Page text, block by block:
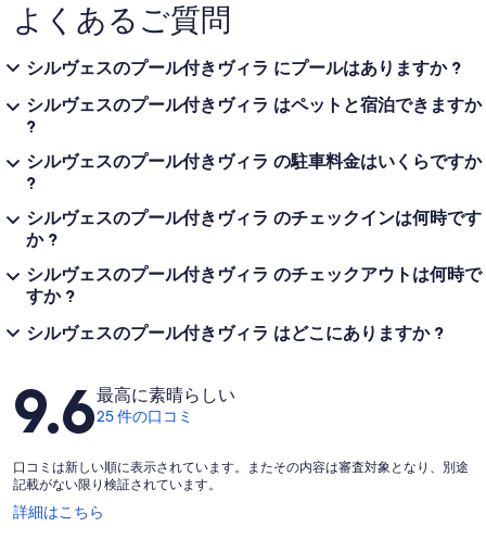
よくあるご質問
シルヴェスのプール付きヴィラ にプールはありますか ?
シルヴェスのプール付きヴィラ はペットと宿泊できますか
?
シルヴェスのプール付きヴィラ の駐車料金はいくらですか
?
シルヴェスのプール付きヴィラ のチェックインは何時です
か ?
シルヴェスのプール付きヴィラ のチェックアウトは何時で
すか ?
シルヴェスのプール付きヴィラ はどこにありますか ?
口
コ
9.6最高に素晴らしい
25 件の口コミ
口コミは新しい順に表示されています。またその内容は審査対象となり、別途
記載がない限り検証されています。
詳細はこちら
新